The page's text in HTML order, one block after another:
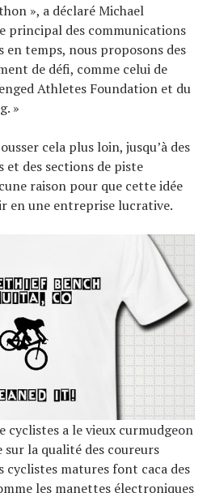
», a déclaré Michael
principal des communications
en temps, nous proposons des
de défi, comme celui de
Athletes Foundation et du
»
cela plus loin, jusqu’à des
et des sections de piste
raison pour que cette idée
en une entreprise lucrative.
cyclistes a le vieux curmudgeon
sur la qualité des coureurs
cyclistes matures font caca des
les manettes électroniques